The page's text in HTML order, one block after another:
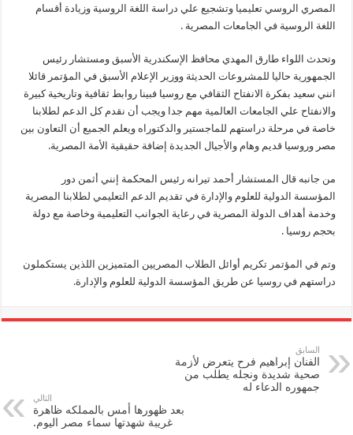
المصري الروسي تعليميا وتشجيع علي دراسة اللغة الروسية وزيادة أقسام
اللغة الروسية في الجامعات المصرية .
وتحدث اللواء طارق المهدي محافظ الإسكندرية الأسبق ومستشار رئيس
الجمهورية حاليا للمشروعات الحديثة ووزير الإعلام الأسبق في المؤتمر قائلا
انني سعيد بفكرة الانفتاح الثقافي مع روسيا فبينا روابط ثقافية وتاريخية كبيرة
والانفتاح علي الجامعات العالمية مهم جدا ويجب أن نقدم كل الدعم لطلابنا
خاصة في مرحلة دراستهم للماجستير والدكتوراه ويعلم الجميع أن التعاون بين
مصر وروسيا قديم وهام والأجيال الجديدة إضافة حقيقية الأمة المصرية.
من جانبه قال المستشار أحمد تيرانه رئيس المحكمة إنني أثمن دور
المؤسسة الدولية للعلوم والإدارة في تقديم الدعم التعليمي لطلابنا المصرية
وخدمة أهداف الدولة المصرية في رعاية الجوانب التعليمية وخاصة مع دولة
بحجم روسيا .
وتم في المؤتمر تكريم أوائل الطلاب المصريين المتميزين اللذين يستكملون
دراستهم في روسيا عن طريق المؤسسة الدولية للعلوم والإدارة.
السابق
الفنان إبراهيم فرح يتعرض لأزمة
صحية شديدة ونجله يطلب من
جمهوره الدعاء له
التالي
بعد ظهورها أمس بالمملكه ظاهرة
غريبة شهدتها سماء مصر اليوم.